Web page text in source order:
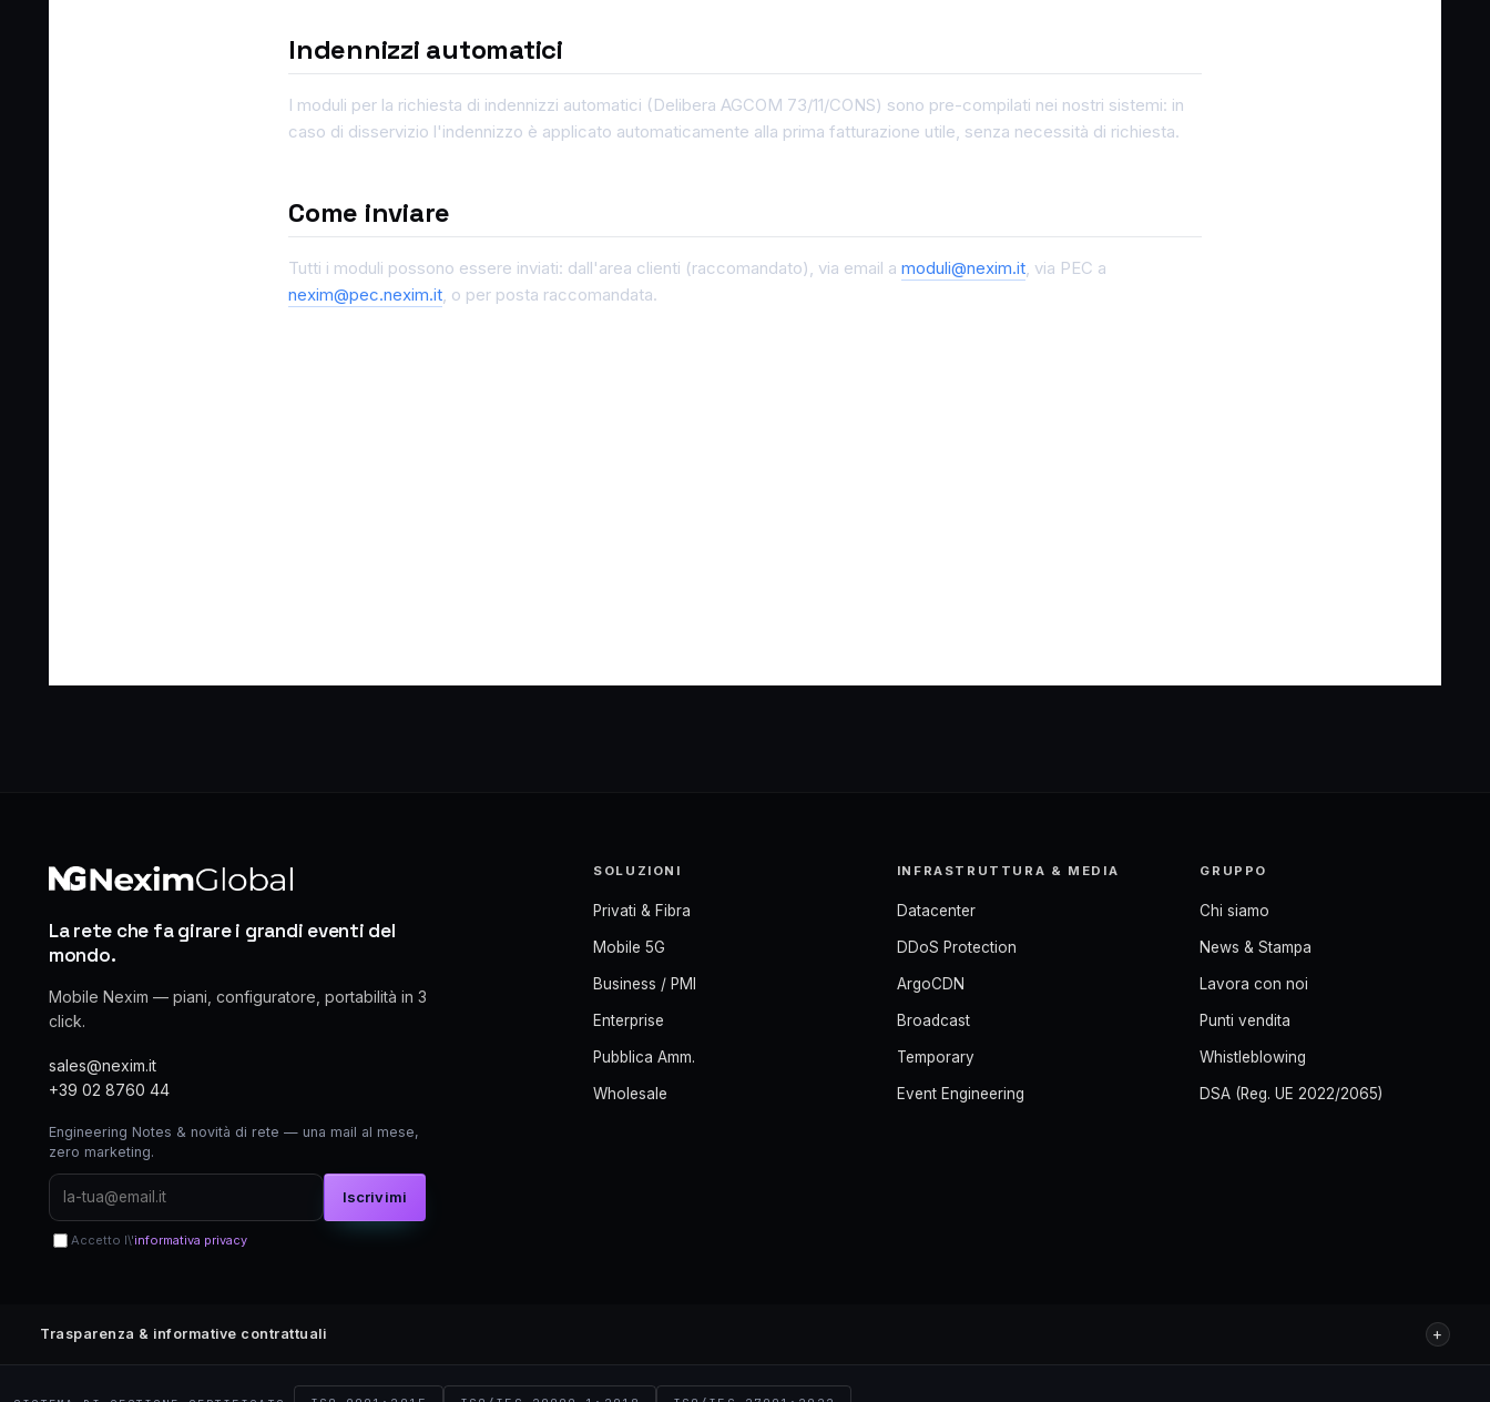
Indennizzi automatici
I moduli per la richiesta di indennizzi automatici (Delibera AGCOM 73/11/CONS) sono pre-compilati nei nostri sistemi: in
caso di disservizio l'indennizzo è applicato automaticamente alla prima fatturazione utile, senza necessità di richiesta.
Come inviare
Tutti i moduli possono essere inviati: dall'area clienti (raccomandato), via email a moduli@nexim.it, via PEC a
nexim@pec.nexim.it, o per posta raccomandata.
La rete che fa girare i grandi eventi del
mondo.
Mobile Nexim — piani, configuratore, portabilità in 3
click.
sales@nexim.it
+39 02 8760 44
Engineering Notes & novità di rete — una mail al mese,
zero marketing.
Iscrivimi
Accetto l\'informativa privacy
SOLUZIONI
Privati & Fibra
Mobile 5G
Business / PMI
Enterprise
Pubblica Amm.
Wholesale
INFRASTRUTTURA & MEDIA
Datacenter
DDoS Protection
ArgoCDN
Broadcast
Temporary
Event Engineering
GRUPPO
Chi siamo
News & Stampa
Lavora con noi
Punti vendita
Whistleblowing
DSA (Reg. UE 2022/2065)
Trasparenza & informative contrattuali +